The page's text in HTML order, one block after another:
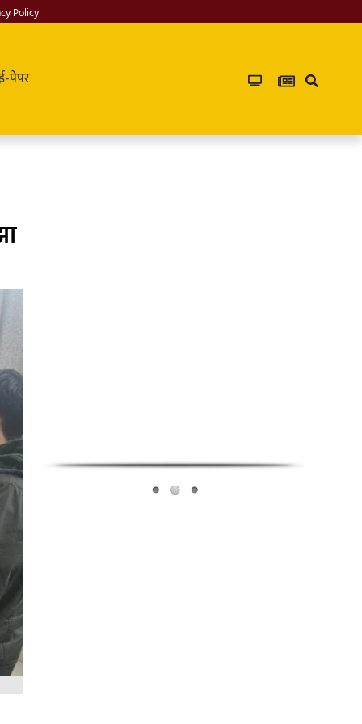
Policy
पेपर